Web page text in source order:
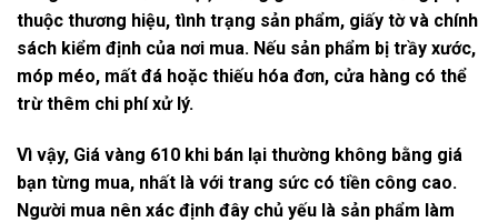
thuộc thương hiệu, tình trạng sản phẩm, giấy tờ và chính
sách kiểm định của nơi mua. Nếu sản phẩm bị trầy xước,
móp méo, mất đá hoặc thiếu hóa đơn, cửa hàng có thể
trừ thêm chi phí xử lý.
Vì vậy, Giá vàng 610 khi bán lại thường không bằng giá
bạn từng mua, nhất là với trang sức có tiền công cao.
Người mua nên xác định đây chủ yếu là sản phẩm làm